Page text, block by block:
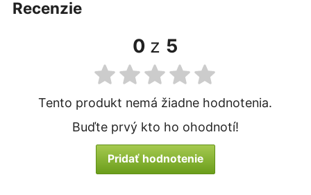
recenzie
0 z 5
Tento produkt nemá žiadne hodnotenia.
Buďte prvý kto ho ohodnotí!
Pridať hodnotenie